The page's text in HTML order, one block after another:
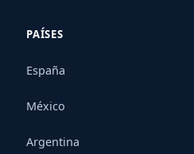
PAÍSES
España
México
Argentina